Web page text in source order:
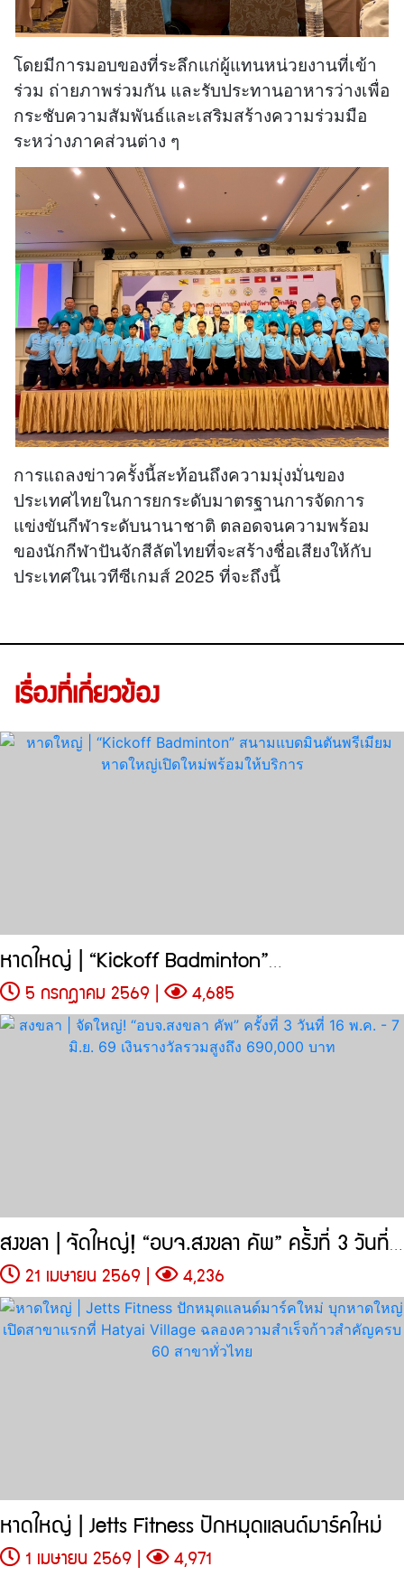
โดยมีการมอบของที่ระลึกแก่ผู้แทนหน่วยงานที่เข้า
ร่วม ถ่ายภาพร่วมกัน และรับประทานอาหารว่างเพื่อ
กระชับความสัมพันธ์และเสริมสร้างความร่วมมือ
ระหว่างภาคส่วนต่าง ๆ
การแถลงข่าวครั้งนี้สะท้อนถึงความมุ่งมั่นของ
ประเทศไทยในการยกระดับมาตรฐานการจัดการ
แข่งขันกีฬาระดับนานาชาติ ตลอดจนความพร้อม
ของนักกีฬาปันจักสีลัตไทยที่จะสร้างชื่อเสียงให้กับ
ประเทศในเวทีซีเกมส์ 2025 ที่จะถึงนี้
เรื่องที่เกี่ยวข้อง
หาดใหญ่ | “Kickoff Badminton”…
5 กรกฎาคม 2569 | 4,685
สงขลา | จัดใหญ่! “อบจ.สงขลา คัพ” ครั้งที่ 3 วันที่ 16 พ.ค. - 7 มิ.ย.
21 เมษายน 2569 | 4,236
หาดใหญ่ | Jetts Fitness ปักหมุดแลนด์มาร์คใหม่
1 เมษายน 2569 | 4,971